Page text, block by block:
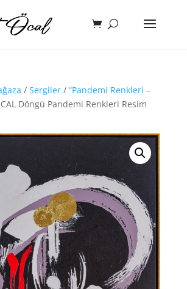
/ Sergiler/ “Pandemi Renkleri –
Döngü Pandemi Renkleri Resim